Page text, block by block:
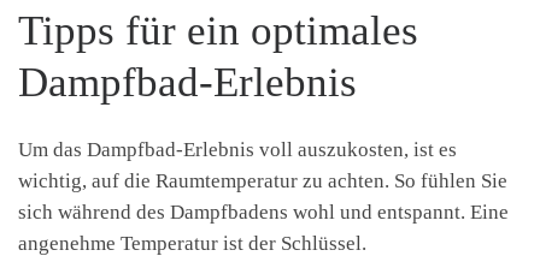
Tipps für ein optimales
Dampfbad-Erlebnis
Um das Dampfbad-Erlebnis voll auszukosten, ist es
wichtig, auf die Raumtemperatur zu achten. So fühlen Sie
sich während des Dampfbadens wohl und entspannt. Eine
angenehme Temperatur ist der Schlüssel.